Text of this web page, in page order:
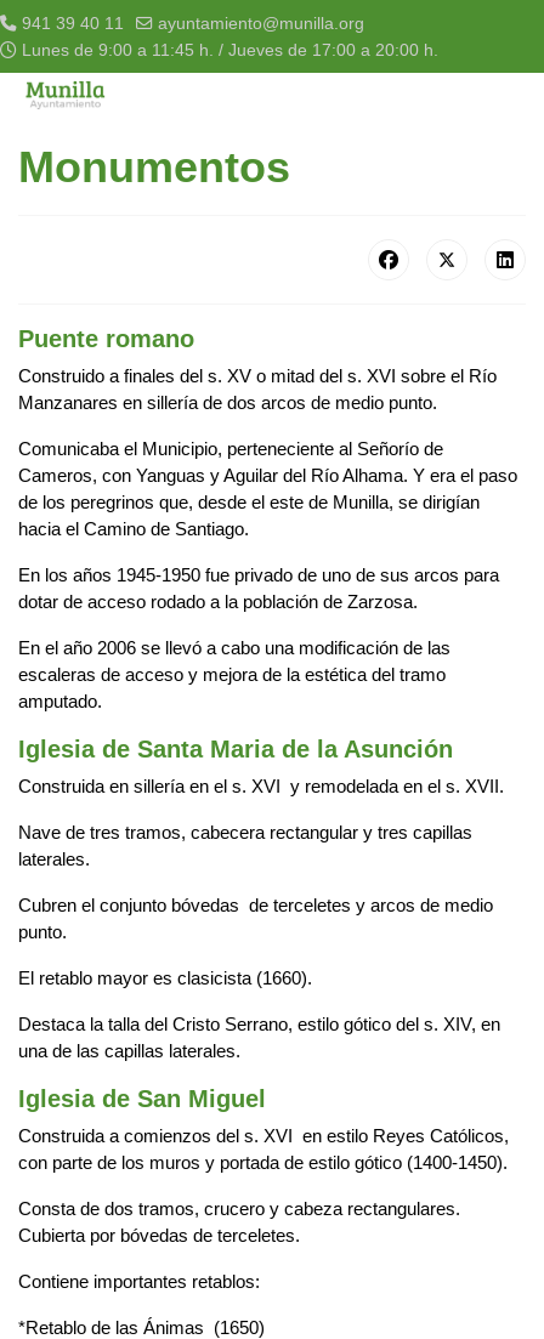
941 39 40 11
ayuntamiento@munilla.org
Lunes de 9:00 a 11:45 h. / Jueves de 17:00 a 20:00 h.
Monumentos
Puente romano
Construido a finales del s. XV o mitad del s. XVI sobre el Río
Manzanares en sillería de dos arcos de medio punto.
Comunicaba el Municipio, perteneciente al Señorío de
Cameros, con Yanguas y Aguilar del Río Alhama. Y era el paso
de los peregrinos que, desde el este de Munilla, se dirigían
hacia el Camino de Santiago.
En los años 1945-1950 fue privado de uno de sus arcos para
dotar de acceso rodado a la población de Zarzosa.
En el año 2006 se llevó a cabo una modificación de las
escaleras de acceso y mejora de la estética del tramo
amputado.
Iglesia de Santa Maria de la Asunción
Construida en sillería en el s. XVI y remodelada en el s. XVII.
Nave de tres tramos, cabecera rectangular y tres capillas
laterales.
Cubren el conjunto bóvedas de terceletes y arcos de medio
punto.
El retablo mayor es clasicista (1660).
Destaca la talla del Cristo Serrano, estilo gótico del s. XIV, en
una de las capillas laterales.
Iglesia de San Miguel
Construida a comienzos del s. XVI en estilo Reyes Católicos,
con parte de los muros y portada de estilo gótico (1400-1450).
Consta de dos tramos, crucero y cabeza rectangulares.
Cubierta por bóvedas de terceletes.
Contiene importantes retablos:
*Retablo de las Ánimas (1650)